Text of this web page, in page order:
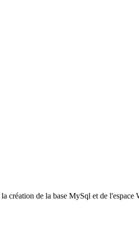
création de la base MySql et de l'espace